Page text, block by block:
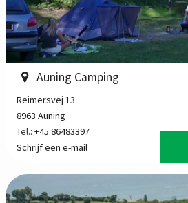
Auning Camping
Reimersvej 13
8963 Auning
Tel.: +45 86483397
Schrijf een e-mail